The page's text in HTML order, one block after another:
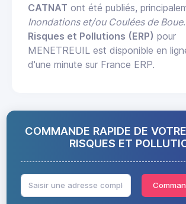
CATNAT ont été publiés,
Inondations et/ou Coulées de Boue
Risques et Pollutions (ERP) pour
MENETREUIL est disponible en
d'une minute sur France ERP.
COMMANDE RAPIDE DE
RISQUES ET